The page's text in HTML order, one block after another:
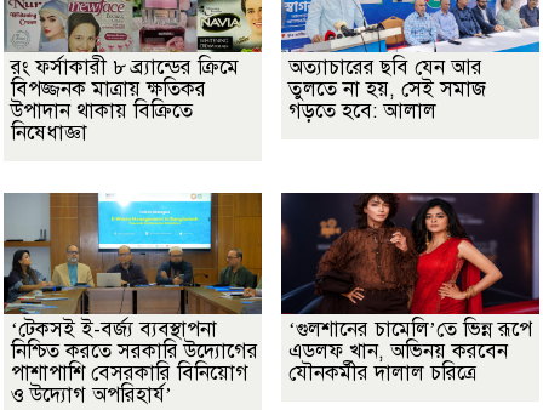
রং ফর্সাকারী ৮ ব্র্যান্ডের ক্রিমে
বিপজ্জনক মাত্রায় ক্ষতিকর
উপাদান থাকায় বিক্রিতে
নিষেধাজ্ঞা
অত্যাচারের ছবি যেন আর
তুলতে না হয়, সেই সমাজ
গড়তে হবে: আলাল
‘টেকসই ই-বর্জ্য ব্যবস্থাপনা
নিশ্চিত করতে সরকারি উদ্যোগের
পাশাপাশি বেসরকারি বিনিয়োগ
ও উদ্যোগ অপরিহার্য’
‘গুলশানের চামেলি’তে ভিন্ন রূপে
এডলফ খান, অভিনয় করবেন
যৌনকর্মীর দালাল চরিত্রে